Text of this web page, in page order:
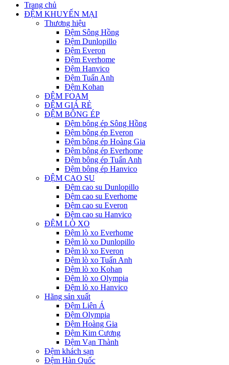
Trang chủ
ĐỆM KHUYẾN MẠI
Thương hiệu
Đệm Sông Hồng
Đệm Dunlopillo
Đệm Everon
Đệm Everhome
Đệm Hanvico
Đệm Tuấn Anh
Đệm Kohan
ĐỆM FOAM
ĐỆM GIÁ RẺ
ĐỆM BÔNG ÉP
Đệm bông ép Sông Hồng
Đệm bông ép Everon
Đệm bông ép Hoàng Gia
Đệm bông ép Everhome
Đệm bông ép Tuấn Anh
Đệm bông ép Hanvico
ĐỆM CAO SU
Đệm cao su Dunlopillo
Đệm cao su Everhome
Đệm cao su Everon
Đệm cao su Hanvico
ĐỆM LÒ XO
Đệm lò xo Everhome
Đệm lò xo Dunlopillo
Đệm lò xo Everon
Đệm lò xo Tuấn Anh
Đệm lò xo Kohan
Đệm lò xo Olympia
Đệm lò xo Hanvico
Hãng sản xuất
Đệm Liên Á
Đệm Olympia
Đệm Hoàng Gia
Đệm Kim Cương
Đệm Vạn Thành
Đệm khách sạn
Đệm Hàn Quốc